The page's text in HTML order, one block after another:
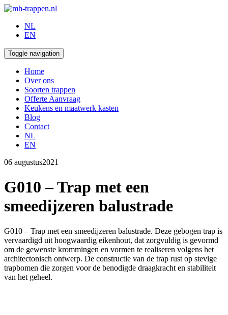
NL
EN
Toggle navigation
Home
Over ons
Soorten trappen
Offerte Aanvraag
Keukens en maatwerk kasten
Blog
Contact
NL
EN
06 augustus2021
G010 – Trap met een
smeedijzeren balustrade
G010 – Trap met een smeedijzeren balustrade. Deze gebogen trap is
vervaardigd uit hoogwaardig eikenhout, dat zorgvuldig is gevormd
om de gewenste krommingen en vormen te realiseren volgens het
architectonisch ontwerp. De constructie van de trap rust op stevige
trapbomen die zorgen voor de benodigde draagkracht en stabiliteit
van het geheel.